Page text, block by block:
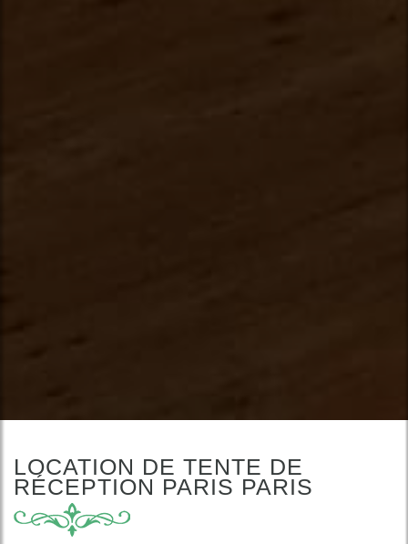
LOCATION DE TENTE DE
RÉCEPTION PARIS PARIS